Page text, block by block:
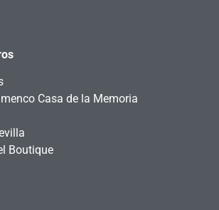
Casa de la Memoria
Boutique